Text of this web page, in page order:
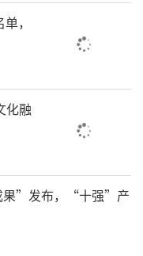
，
化融
果”发布，“十强”产